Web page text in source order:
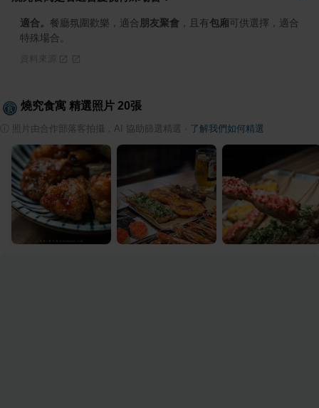
適合。 餐廳氛圍歡樂，適合 朋友聚會 ，且有包廂可供選擇，適合
特殊場合。
燒究食寓 精選照片 20張
照片由合作部落客拍攝，AI 協助篩選精選 了解我們如何精選